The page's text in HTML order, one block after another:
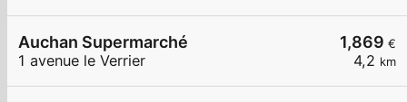
1,869 €
4,2 km
Auchan Supermarché
1 avenue le Verrier